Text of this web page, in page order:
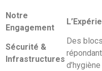
Notre
Engagement
Sécurité &
Infrastructures
Des